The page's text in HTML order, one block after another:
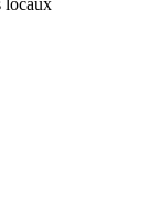
locaux